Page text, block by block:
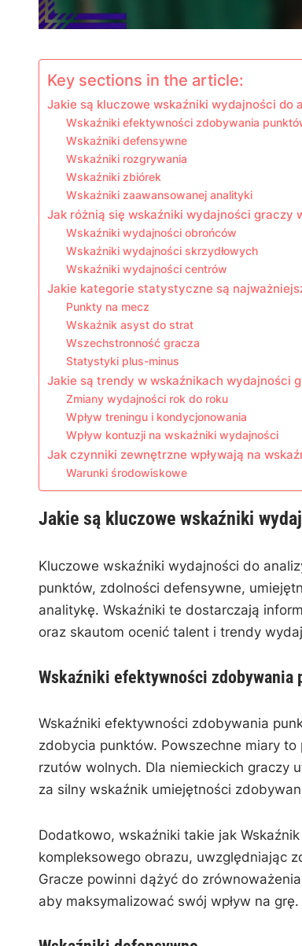
Key sections in the article:
Jakie są kluczowe wskaźniki wydajności do
Wskaźniki efektywności zdobywania
Wskaźniki defensywne
Wskaźniki rozgrywania
Wskaźniki zbiórek
Wskaźniki zaawansowanej analityki
Jak różnią się wskaźniki wydajności graczy
Wskaźniki wydajności obrońców
Wskaźniki wydajności skrzydłowych
Wskaźniki wydajności centrów
Jakie kategorie statystyczne są
Punkty na mecz
Wskaźnik asyst do strat
Wszechstronność gracza
Statystyki plus-minus
Jakie są trendy w wskaźnikach wydajności
Zmiany wydajności rok do roku
Wpływ treningu i kondycjonowania
Wpływ kontuzji na wskaźniki wydajności
Jak czynniki zewnętrzne wpływają na
Warunki środowiskowe
Jakie są kluczowe wskaźniki
Kluczowe wskaźniki wydajności do
punktów, zdolności defensywne,
analitykę. Wskaźniki te dostarczają
oraz skautom ocenić talent i trendy
Wskaźniki efektywności zdobywania
Wskaźniki efektywności zdobywania
zdobycia punktów. Powszechne miary
rzutów wolnych. Dla niemieckich graczy
za silny wskaźnik umiejętności
Dodatkowo, wskaźniki takie jak
kompleksowego obrazu, uwzględniając
Gracze powinni dążyć do
aby maksymalizować swój wpływ na grę.